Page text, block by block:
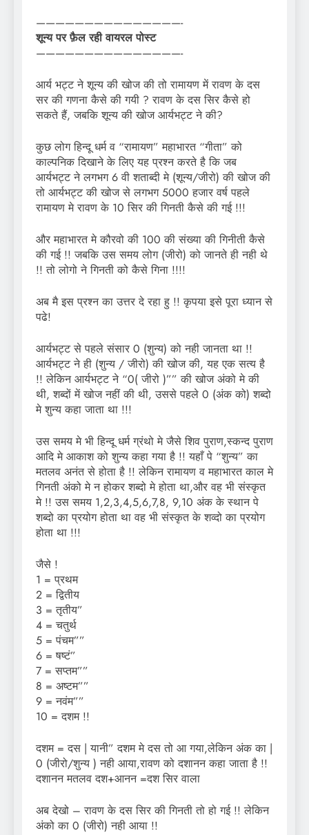
———————————————-
शून्य पर फ़ैल रही वायरल पोस्ट
———————————————-
आर्य भट्ट ने शून्य की खोज की तो रामायण में रावण के दस
सर की गणना कैसे की गयी ? रावण के दस सिर कैसे हो
सकते हैं, जबकि शून्य की खोज आर्यभट्ट ने की?
कुछ लोग हिन्दू धर्म व “रामायण” महाभारत “गीता” को
काल्पनिक दिखाने के लिए यह प्रश्न करते है कि जब
आर्यभट्ट ने लगभग 6 वी शताब्दी मे (शून्य/जीरो) की खोज की
तो आर्यभट्ट की खोज से लगभग 5000 हजार वर्ष पहले
रामायण मे रावण के 10 सिर की गिनती कैसे की गई !!!
और महाभारत मे कौरवो की 100 की संख्या की गिनीती कैसे
की गई !! जबकि उस समय लोग (जीरो) को जानते ही नही थे
!! तो लोगो ने गिनती को कैसे गिना !!!!
अब मै इस प्रश्न का उत्तर दे रहा हु !! कृपया इसे पूरा ध्यान से
पढे!
आर्यभट्ट से पहले संसार 0 (शुन्य) को नही जानता था !!
आर्यभट्ट ने ही (शुन्य / जीरो) की खोज की, यह एक सत्य है
!! लेकिन आर्यभट्ट ने “0( जीरो )”” की खोज अंको मे की
थी, शब्दों में खोज नहीं की थी, उससे पहले 0 (अंक को) शब्दो
मे शुन्य कहा जाता था !!!
उस समय मे भी हिन्दू धर्म ग्रंथो मे जैसे शिव पुराण,स्कन्द पुराण
आदि मे आकाश को शुन्य कहा गया है !! यहाँ पे “शुन्य” का
मतलव अनंत से होता है !! लेकिन रामायण व महाभारत काल मे
गिनती अंको मे न होकर शब्दो मे होता था,और वह भी संस्कृत
मे !! उस समय 1,2,3,4,5,6,7,8, 9,10 अंक के स्थान पे
शब्दो का प्रयोग होता था वह भी संस्कृत के शव्दो का प्रयोग
होता था !!!
जैसे !
1 = प्रथम
2 = द्वितीय
3 = तृतीय”
4 = चतुर्थ
5 = पंचम””
6 = षष्टं”
7 = सप्तम””
8 = अष्टम””
9 = नवंम””
10 = दशम !!
दशम = दस | यानी” दशम मे दस तो आ गया,लेकिन अंक का |
0 (जीरो/शुन्य ) नही आया,‍‍रावण को दशानन कहा जाता है !!
दशानन मतलव दश+आनन =दश सिर वाला
अब देखो – रावण के दस सिर की गिनती तो हो गई !! लेकिन
अंको का 0 (जीरो) नही आया !!